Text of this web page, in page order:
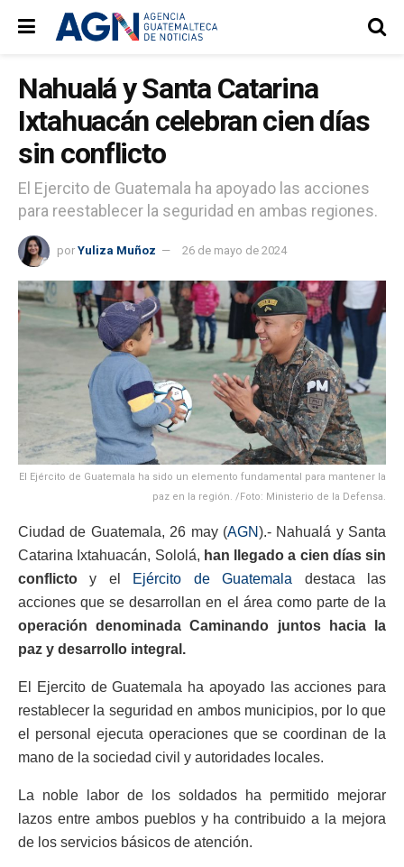
Nahualá y Santa Catarina
Ixtahuacán celebran cien días
sin conflicto
El Ejercito de Guatemala ha apoyado las acciones
para reestablecer la seguridad en ambas regiones.
por Yuliza Muñoz 26 de mayo de 2024
El Ejército de Guatemala ha sido un elemento fundamental para mantener la
paz en la región. /Foto: Ministerio de la Defensa.
Ciudad de Guatemala, 26 may (AGN).- Nahualá y Santa
Catarina Ixtahuacán, Sololá, han llegado a cien días sin
conflicto y el Ejército de Guatemala destaca las
acciones que se desarrollan en el área como parte de la
operación denominada Caminando juntos hacia la
paz y desarrollo integral.
El Ejercito de Guatemala ha apoyado las acciones para
restablecer la seguridad en ambos municipios, por lo que
el personal ejecuta operaciones que se coordinan de la
mano de la sociedad civil y autoridades locales.
La noble labor de los soldados ha permitido mejorar
lazos entre ambos pueblos y ha contribuido a la mejora
de los servicios básicos de atención.